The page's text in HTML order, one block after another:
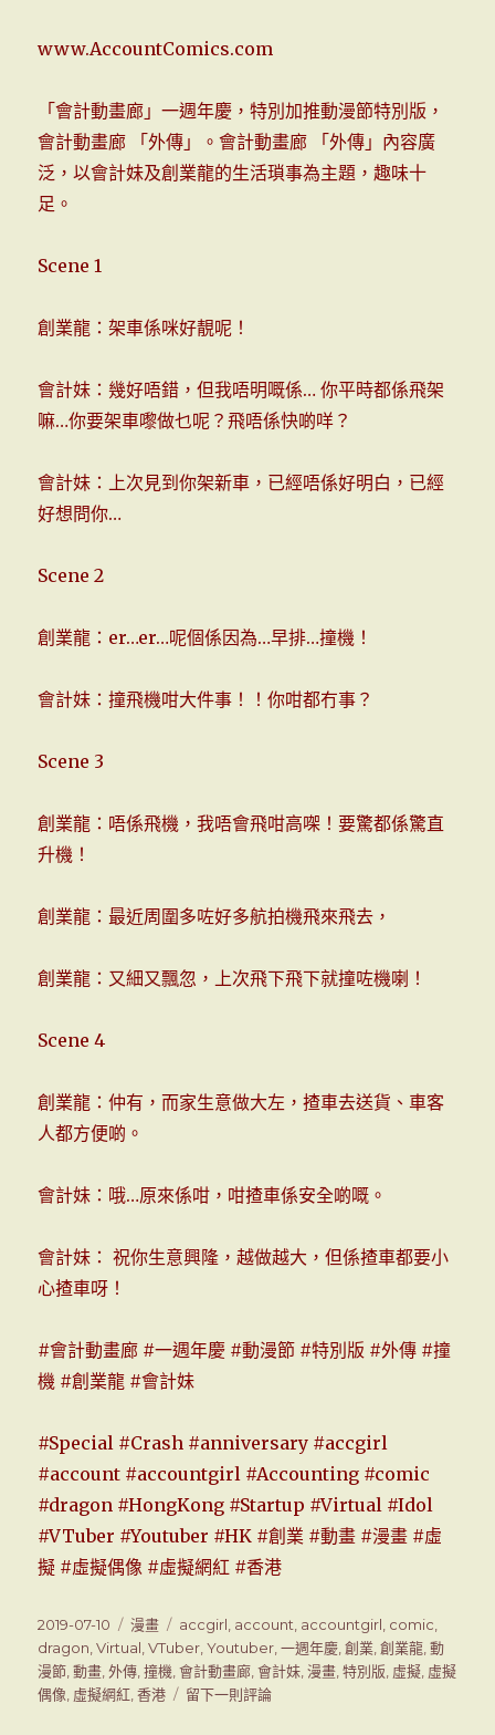
www.AccountComics.com
「會計動畫廊」一週年慶，特別加推動漫節特別版，
會計動畫廊 「外傳」。會計動畫廊 「外傳」內容廣
泛，以會計妹及創業龍的生活瑣事為主題，趣味十
足。
Scene 1
創業龍：架車係咪好靚呢！
會計妹：幾好唔錯，但我唔明嘅係… 你平時都係飛架
嘛…你要架車嚟做乜呢？飛唔係快啲咩？
會計妹：上次見到你架新車，已經唔係好明白，已經
好想問你…
Scene 2
創業龍：er…er…呢個係因為…早排…撞機！
會計妹：撞飛機咁大件事！！你咁都冇事？
Scene 3
創業龍：唔係飛機，我唔會飛咁高㗎！要驚都係驚直
升機！
創業龍：最近周圍多咗好多航拍機飛來飛去，
創業龍：又細又飄忽，上次飛下飛下就撞咗機喇！
Scene 4
創業龍：仲有，而家生意做大左，揸車去送貨、車客
人都方便啲。
會計妹：哦…原來係咁，咁揸車係安全啲嘅。
會計妹： 祝你生意興隆，越做越大，但係揸車都要小
心揸車呀！
#會計動畫廊 #一週年慶 #動漫節 #特別版 #外傳 #撞
機 #創業龍 #會計妹
#Special #Crash #anniversary #accgirl
#account #accountgirl #Accounting #comic
#dragon #HongKong #Startup #Virtual #Idol
#VTuber #Youtuber #HK #創業 #動畫 #漫畫 #虛
擬 #虛擬偶像 #虛擬網紅 #香港
發
表
於
2019-07-10
分
類
漫畫
標
籤
accgirl, account, accountgirl, comic,
dragon,Virtual,VTuber,Youtuber,一週年慶,創業,創業龍,動
漫節,動畫,外傳,撞機,會計動畫廊,會計妹,漫畫,特別版, 虛擬, 虛擬
偶像, 虛擬網紅,香港 留下一則評論